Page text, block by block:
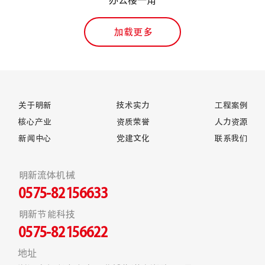
加载更多
关于明新
核心产业
新闻中心
技术实力
资质荣誉
党建文化
工程案例
人力资源
联系我们
明新流体机械
0575-82156633
明新节能科技
0575-82156622
地址